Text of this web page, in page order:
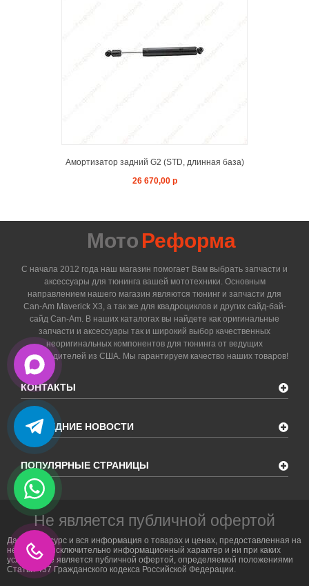
Амортизатор задний G2 (STD, длинная база)
26 670,00 р
Мото Реформа
С начала 2012 года наш магазин помогает Вам выбрать запчасти и
аксессуары для тюнинга вашей мототехники. Основным
направлением нашего магазин являются тюнинг и запчасти для
Can-Am Maverick X3, а так же для квадроциклов и других сайд-бай-
сайд Can-Am. В наших каталогах вы найдете как оригинальные
запчасти и аксессуары так и широкий выбор качественных
неоригинальных компонентов для тюнинга от ведущих
производителей из США. Мы гарантируем качество наших товаров!
КОНТАКТЫ
ПОСЛЕДНИЕ НОВОСТИ
ПОПУЛЯРНЫЕ СТРАНИЦЫ
Не является публичной офертой
Данный ресурс и вся информация о товарах и ценах, предоставленная на
нём, носит исключительно информационный характер и ни при каких
условиях не является публичной офертой, определяемой положениями
Статьи 437 Гражданского кодекса Российской Федерации.